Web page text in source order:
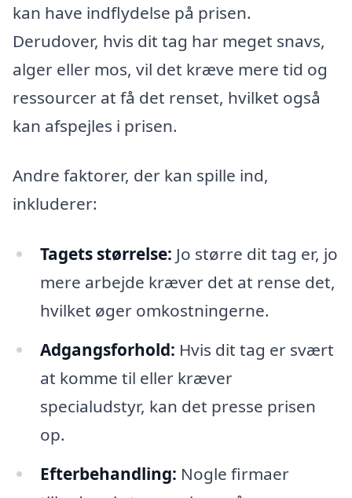
kan have indflydelse på prisen.
Derudover, hvis dit tag har meget snavs,
alger eller mos, vil det kræve mere tid og
ressourcer at få det renset, hvilket også
kan afspejles i prisen.
Andre faktorer, der kan spille ind,
inkluderer:
Tagets størrelse: Jo større dit tag er, jo
mere arbejde kræver det at rense det,
hvilket øger omkostningerne.
Adgangsforhold: Hvis dit tag er svært
at komme til eller kræver
specialudstyr, kan det presse prisen
op.
Efterbehandling: Nogle firmaer